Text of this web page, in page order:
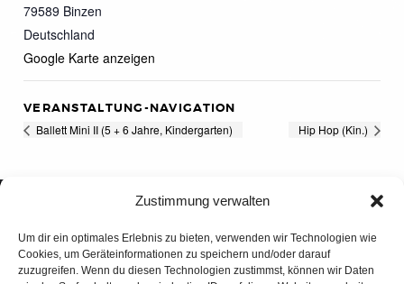
Zustimmung verwalten
Um dir ein optimales Erlebnis zu bieten, verwenden wir Technologien wie
Cookies, um Geräteinformationen zu speichern und/oder darauf
zuzugreifen. Wenn du diesen Technologien zustimmst, können wir Daten
79589 Binzen
Deutschland
Google Karte anzeigen
VERANSTALTUNG-NAVIGATION
Ballett Mini II (5 + 6 Jahre, Kindergarten) Hip Hop (Kin.)